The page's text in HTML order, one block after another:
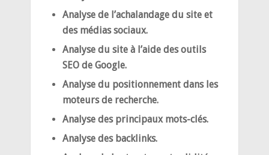
Analyse de l’achalandage du site et
des médias sociaux.
Analyse du site à l’aide des outils
SEO de Google.
Analyse du positionnement dans les
moteurs de recherche.
Analyse des principaux mots-clés.
Analyse des backlinks.